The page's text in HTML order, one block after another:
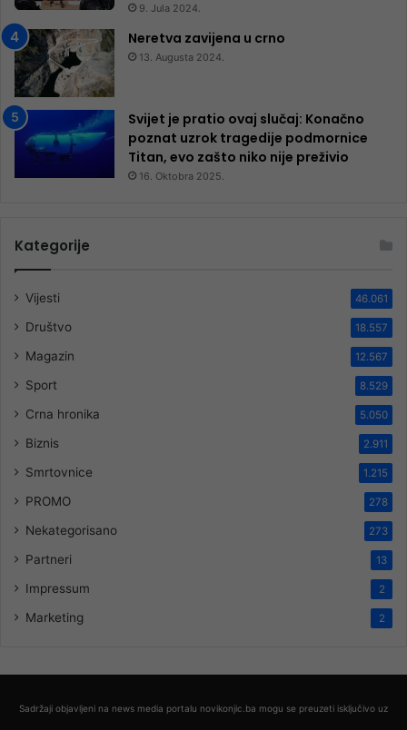
9. Jula 2024.
Neretva zavijena u crno
13. Augusta 2024.
Svijet je pratio ovaj slučaj: Konačno
poznat uzrok tragedije podmornice
Titan, evo zašto niko nije preživio
16. Oktobra 2025.
Kategorije
Vijesti 46.061
Društvo 18.557
Magazin 12.567
Sport 8.529
Crna hronika 5.050
Biznis 2.911
Smrtovnice 1.215
PROMO 278
Nekategorisano 273
Partneri 13
Impressum 2
Marketing 2
Sadržaji objavljeni na news media portalu novikonjic.ba mogu se preuzeti isključivo uz